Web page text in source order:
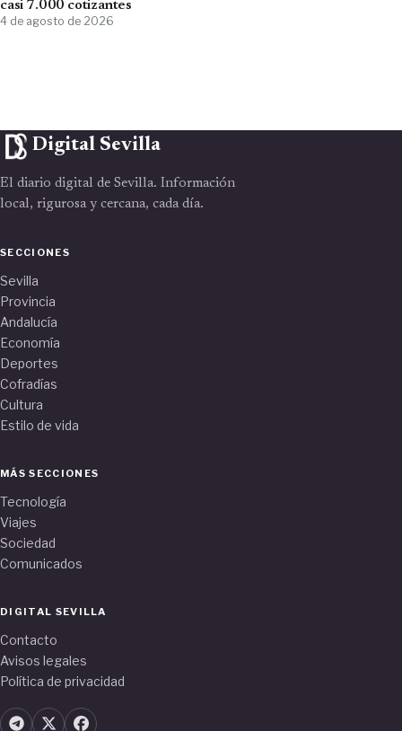
casi 7.000 cotizantes
4 de agosto de 2026
Digital Sevilla
El diario digital de Sevilla. Información
local, rigurosa y cercana, cada día.
SECCIONES
Sevilla
Provincia
Andalucía
Economía
Deportes
Cofradías
Cultura
Estilo de vida
MÁS SECCIONES
Tecnología
Viajes
Sociedad
Comunicados
DIGITAL SEVILLA
Contacto
Avisos legales
Política de privacidad